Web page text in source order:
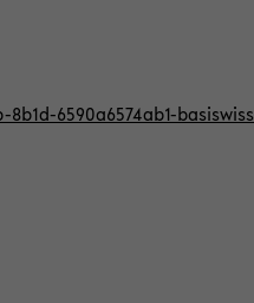
6590a6574ab1-